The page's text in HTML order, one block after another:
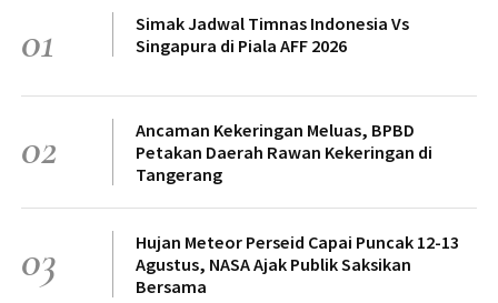
01
Simak Jadwal Timnas Indonesia Vs
Singapura di Piala AFF 2026
02
Ancaman Kekeringan Meluas, BPBD
Petakan Daerah Rawan Kekeringan di
Tangerang
03
Hujan Meteor Perseid Capai Puncak 12-13
Agustus, NASA Ajak Publik Saksikan
Bersama